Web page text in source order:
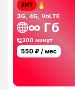
ХИТ
3G, 4G, VoLTE
∞ Гб
300 минут
550 ₽ / мес